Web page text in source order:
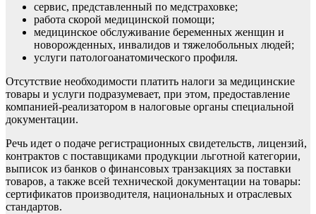
сервис, представленный по медстраховке;
работа скорой медицинской помощи;
медицинское обслуживание беременных женщин и
новорожденных, инвалидов и тяжелобольных людей;
услуги патологоанатомического профиля.
Отсутствие необходимости платить налоги за медицинские
товары и услуги подразумевает, при этом, предоставление
компанией-реализатором в налоговые органы специальной
документации.
Речь идет о подаче регистрационных свидетельств, лицензий,
контрактов с поставщиками продукции льготной категории,
выписок из банков о финансовых транзакциях за поставки
товаров, а также всей технической документации на товары:
сертификатов производителя, национальных и отраслевых
стандартов.